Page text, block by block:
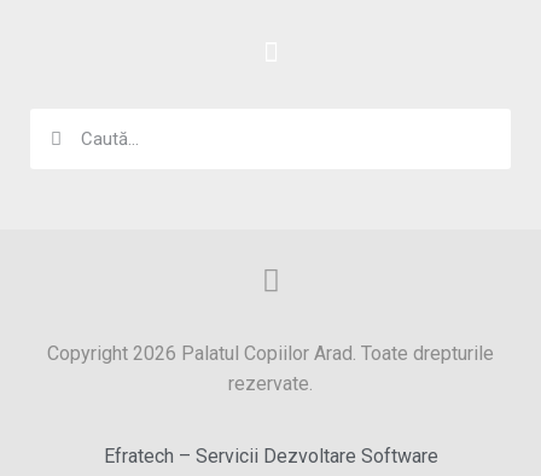
Copyright 2026 Palatul Copiilor Arad. Toate drepturile
rezervate.
Efratech – Servicii Dezvoltare Software